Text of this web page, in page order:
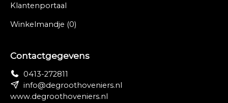
Klantenportaal
Winkelmandje (0)
Contactgegevens
0413-272811
info@degroothoveniers.nl
www.degroothoveniers.nl